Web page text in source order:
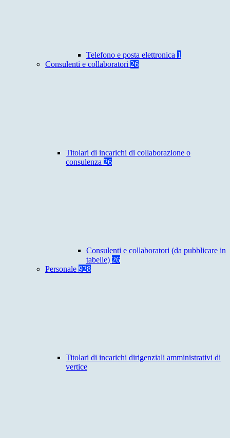
Telefono e posta elettronica 1
Consulenti e collaboratori 26
Titolari di incarichi di collaborazione o
consulenza 26
Consulenti e collaboratori (da pubblicare in
tabelle) 26
Personale 928
Titolari di incarichi dirigenziali amministrativi di
vertice